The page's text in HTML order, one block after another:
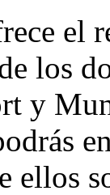
el
los
y
ellos